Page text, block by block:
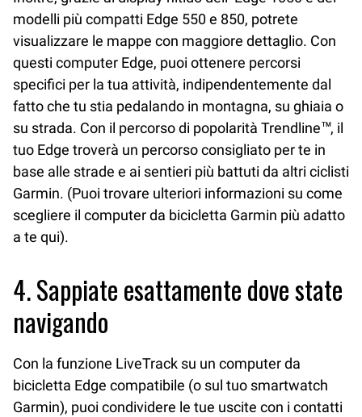
modelli più compatti Edge 550 e 850, potrete
visualizzare le mappe con maggiore dettaglio. Con
questi computer Edge, puoi ottenere percorsi
specifici per la tua attività, indipendentemente dal
fatto che tu stia pedalando in montagna, su ghiaia o
su strada. Con il percorso di popolarità Trendline™, il
tuo Edge troverà un percorso consigliato per te in
base alle strade e ai sentieri più battuti da altri ciclisti
Garmin. (Puoi trovare ulteriori informazioni su come
scegliere il computer da bicicletta Garmin più adatto
a te qui).
4. Sappiate esattamente dove state
navigando
Con la funzione LiveTrack su un computer da
bicicletta Edge compatibile (o sul tuo smartwatch
Garmin), puoi condividere le tue uscite con i contatti